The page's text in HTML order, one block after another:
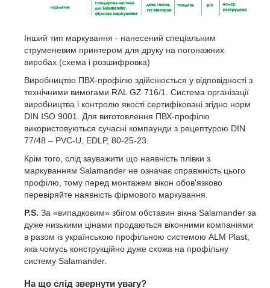
Інший тип маркування - нанесений спеціальним
струменевим принтером для друку на погонажних
виробах (схема і розшифровка)
Виробництво ПВХ-профілю здійснюється у відповідності з
технічними вимогами RAL GZ 716/1. Система організації
виробництва і контролю якості сертифіковані згідно норм
DIN ISO 9001. Для виготовлення ПВХ-профілю
використовуються сучасні компаунди з рецептурою DIN
77/48 – PVC-U, EDLP, 80-25-23.
Крім того, слід зауважити що наявність плівки з
маркуванням Salamander не означає справжність цього
профілю, тому перед монтажем вікон обов'язково
перевіряйте наявність фірмового маркування.
P.S. За «випадковим» збігом обставин вікна Salamander за
дуже низькими цінами продаються віконними компаніями
в разом із українською профільною системою ALM Plast,
яка чомусь конструкційно дуже схожа на профільну
систему Salamander.
На що слід звернути увагу?